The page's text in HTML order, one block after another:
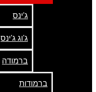
ג'ינס
ג'וג ג'ינס
ברמודה
ברמודות